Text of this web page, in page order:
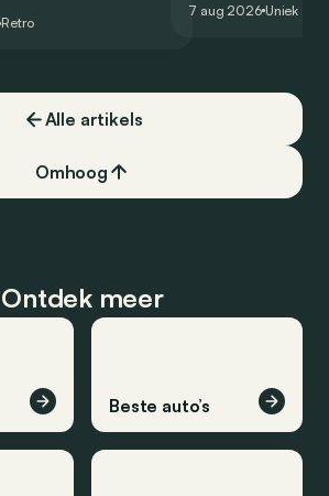
Retro
7 aug 2026 Uniek
Alle artikels
Omhoog
Ontdek meer
Beste auto’s